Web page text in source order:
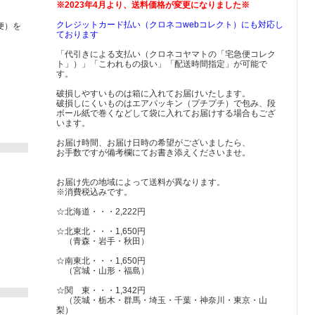
）を
※2023年4月より、送料価格が変更になりました※
クレジットカード払い（クロネコwebコレクト）にも対応し
ております
「代引きによる支払い（クロネコヤマトの「宅急便コレク
ト」）」「こわれもの扱い」「配送時間指定」が可能で
す。
破損しやすいものは箱に入れてお届けいたします。
破損しにくいものはエアパッキン（プチプチ）で包み、段
ボール紙で巻くなどして袋に入れてお届けする場合もござ
います。
お届け時間、お届け日時の希望がございましたら、
お手数ですが備考欄にてお書き添えくださいませ。
お届け先の地域によって送料が異なります。
※消費税込みです。
☆北海道・・・2,222円
☆北東北・・・1,650円
（青森・岩手・秋田）
☆南東北・・・1,650円
（宮城・山形・福島）
☆関 東・・・1,342円
（茨城・栃木・群馬・埼玉・千葉・神奈川・東京・山
梨）